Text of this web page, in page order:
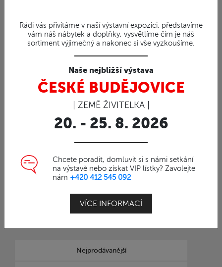
Rádi vás přivítáme v naší výstavní expozici, představíme
vám náš nábytek a doplňky, vysvětlíme čím je náš
sortiment výjimečný a nakonec si vše vyzkoušíme.
Naše nejbližší výstava
ČESKÉ BUDĚJOVICE
| ZEMĚ ŽIVITELKA |
20. - 25. 8. 2026
Chcete poradit, domluvit si s námi setkání
na výstavě nebo získat VIP lístky? Zavolejte
nám +420 412 545 092
VÍCE INFORMACÍ
NÁBYTEK ZE SUARU (97)
Bary a barové židle ze suaru (20)
Suar desky (59)
Stoly ze suaru (53)
Lavice ze Suaru (4)
BARY A BAROVÉ
ŽIDLE ZE SUARU
zpříjemní chvíle vašeho odpočinku na zahradě.
Nejprodávanější